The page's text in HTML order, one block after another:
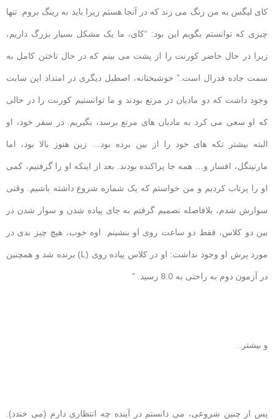
کای لیگس به من زنگ می زند که در آنجا هستم زیرا باید به رینگ بروم. تنها
چیزی که توانستم بگویم این بود: “کای، ما یک مشکل بسیار بزرگ داریم،
زیرا در حال حاضر کورنت را از پشت می بینم که در حال تاختن کامل به
سمت جاده فدرال است.” خوشبختانه، اصطبل دیگری در امتداد این سایت
وجود داشت که دو مادیان در مرتع بودند و ما توانستیم کورنت را در حالی
که او سعی می کرد به مادیان های مرتع برسد، بگیریم. در سفر خود، او
البته بیشتر تکه های خود را از بین برده بود… زین هنوز بالا بود، اما
مارتینگل، افسار و… همه جا پراکنده بودند. بعد از اینکه او را گرفتیم، کمی
او را پرتاب کردیم و من خواستم که یک شماره شروع داشته باشیم. وقتی
سوارش شدم، بلافاصله تصمیم گرفتم به جای پیاده شدن و سوار شدن در
بین دو کلاس، فقط دو ساعت روی او بنشینم. اوه خوب، هیچ چیز بدی در
مورد پرش او وجود نداشت: او در کلاس پیاده روی (L) برنده شد و همچنین
در آزمون دوم به راحتی به 8.0 رسید. ”
و بیشتر..
پس از چنین شروعی، می دانستم در آینده چه انتظاری دارم (می خندد).